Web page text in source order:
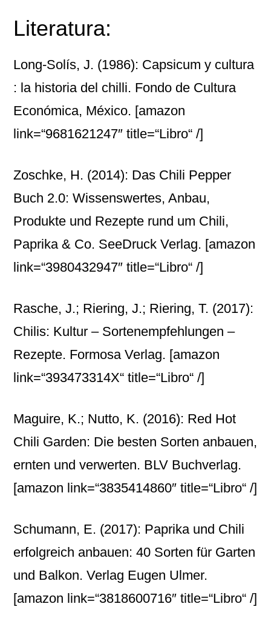
Literatura:
Long-Solís, J. (1986): Capsicum y cultura
: la historia del chilli. Fondo de Cultura
Económica, México. [amazon
link=“9681621247″ title=“Libro“ /]
Zoschke, H. (2014): Das Chili Pepper
Buch 2.0: Wissenswertes, Anbau,
Produkte und Rezepte rund um Chili,
Paprika & Co. SeeDruck Verlag. [amazon
link=“3980432947″ title=“Libro“ /]
Rasche, J.; Riering, J.; Riering, T. (2017):
Chilis: Kultur – Sortenempfehlungen –
Rezepte. Formosa Verlag. [amazon
link=“393473314X“ title=“Libro“ /]
Maguire, K.; Nutto, K. (2016): Red Hot
Chili Garden: Die besten Sorten anbauen,
ernten und verwerten. BLV Buchverlag.
[amazon link=“3835414860″ title=“Libro“ /]
Schumann, E. (2017): Paprika und Chili
erfolgreich anbauen: 40 Sorten für Garten
und Balkon. Verlag Eugen Ulmer.
[amazon link=“3818600716″ title=“Libro“ /]